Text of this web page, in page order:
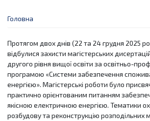
Головна
Протягом двох днів (22 та 24 грудня 2025
відбулися захисти магістерських
другого рівня вищої освіти за освітньо-
програмою «Системи забезпечення
енергією». Магістерські роботи було
практично орієнтованим питанням
якісною електричною енергією. Тематики
розбудову та реконструкцію розподільних